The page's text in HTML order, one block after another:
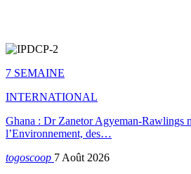
7 SEMAINE
INTERNATIONAL
Ghana : Dr Zanetor Agyeman-Rawlings
l’Environnement, des…
togoscoop 7 Août 2026